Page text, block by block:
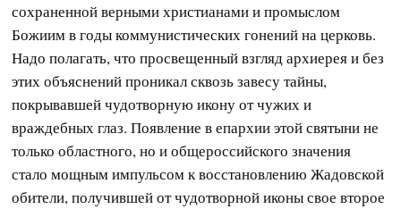
сохраненной верными христианами и промыслом
Божиим в годы коммунистических гонений на церковь.
Надо полагать, что просвещенный взгляд архиерея и без
этих объяснений проникал сквозь завесу тайны,
покрывавшей чудотворную икону от чужих и
враждебных глаз. Появление в епархии этой святыни не
только областного, но и общероссийского значения
стало мощным импульсом к восстановлению Жадовской
обители, получившей от чудотворной иконы свое второе